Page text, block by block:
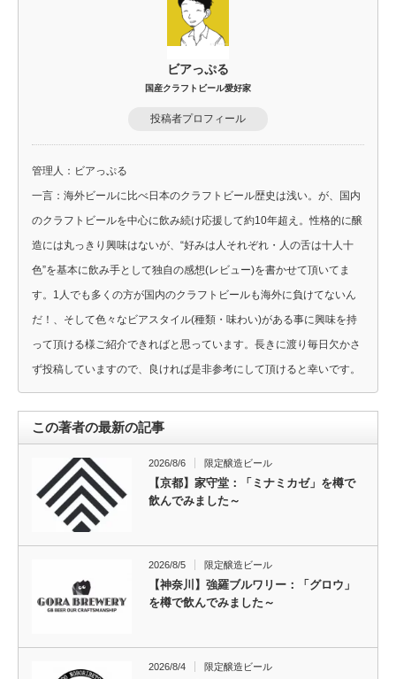
ビアっぷる
国産クラフトビール愛好家
投稿者プロフィール
管理人：ビアっぷる
一言：海外ビールに比べ日本のクラフトビール歴史は浅い。が、国内
のクラフトビールを中心に飲み続け応援して約10年超え。性格的に醸
造には丸っきり興味はないが、“好みは人それぞれ・人の舌は十人十
色”を基本に飲み手として独自の感想(レビュー)を書かせて頂いてま
す。1人でも多くの方が国内のクラフトビールも海外に負けてないん
だ！、そして色々なビアスタイル(種類・味わい)がある事に興味を持
って頂ける様ご紹介できればと思っています。長きに渡り毎日欠かさ
ず投稿していますので、良ければ是非参考にして頂けると幸いです。
この著者の最新の記事
2026/8/6 限定醸造ビール
【京都】家守堂：「ミナミカゼ」を樽で
飲んでみました～
2026/8/5 限定醸造ビール
【神奈川】強羅ブルワリー：「グロウ」
を樽で飲んでみました～
2026/8/4 限定醸造ビール